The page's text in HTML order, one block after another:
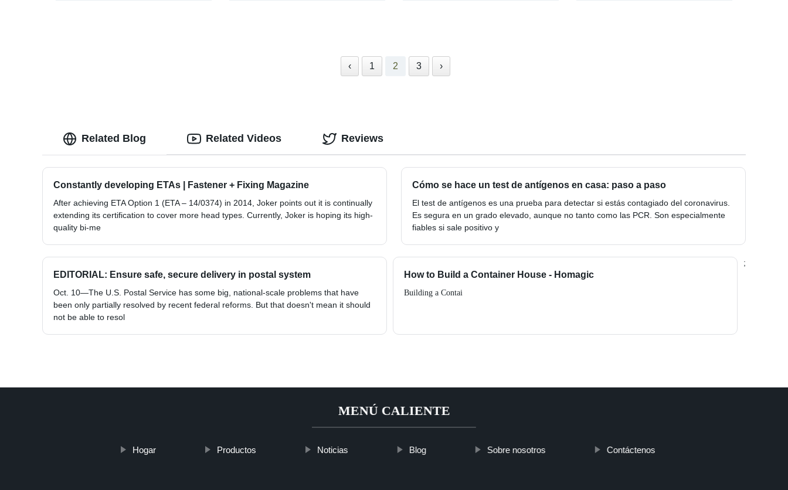
‹ 1 2 3 ›
Related Blog
Constantly developing ETAs | Fastener + Fixing Magazine
After achieving ETA Option 1 (ETA – 14/0374) in 2014, Joker points out it is continually
extending its certification to cover more head types. Currently, Joker is hoping its high-
quality bi-me
Cómo se hace un test de antígenos en casa: paso a paso
El test de antígenos es una prueba para detectar si estás contagiado del coronavirus.
Es segura en un grado elevado, aunque no tanto como las PCR. Son especialmente
fiables si sale positivo y
EDITORIAL: Ensure safe, secure delivery in postal system
Oct. 10—The U.S. Postal Service has some big, national-scale problems that have
been only partially resolved by recent federal reforms. But that doesn't mean it should
not be able to resol
How to Build a Container House - Homagic
Building a Contai
;
Related Videos Reviews
MENÚ CALIENTE
Hogar Productos Noticias Blog Sobre nosotros Contáctenos